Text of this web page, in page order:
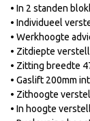
• In 2 standen
• Individueel
• Werkhoogte
• Zitdiepte
• Zitting breedte
• Gaslift 200mm
• Zithoogte
• In hoogte